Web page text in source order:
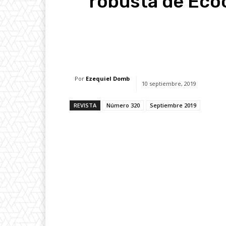
Por Ezequiel Domb
10 septiembre, 2019
REVISTA Número 320 Septiembre 2019